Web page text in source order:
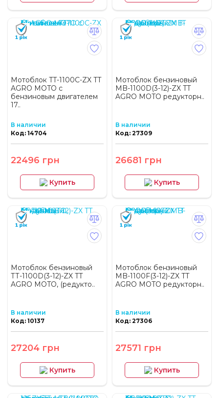
Мотоблок TT-1100C-ZX TT
AGRO MOTO с
бензиновым двигателем
17..
В наличии
Код: 14704
22496 грн
Купить
Мотоблок бензиновый
MB-1100D(3-12)-ZX TT
AGRO MOTO редукторн..
В наличии
Код: 27309
26681 грн
Купить
Мотоблок бензиновый
ТТ-1100D(3-12)-ZX TT
AGRO MOTO, (редукто..
В наличии
Код: 10137
27204 грн
Купить
Мотоблок бензиновый
MB-1100F(3-12)-ZX TT
AGRO MOTO редукторн..
В наличии
Код: 27306
27571 грн
Купить